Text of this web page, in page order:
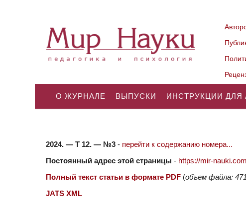
О ЖУРНАЛЕ ВЫПУСКИ ИНСТРУКЦИИ ДЛЯ
2024. — Т 12. — №3 - перейти к содержанию номера...
Постоянный адрес этой страницы - https://mir-
Полный текст статьи в формате PDF (объем файла:
JATS XML